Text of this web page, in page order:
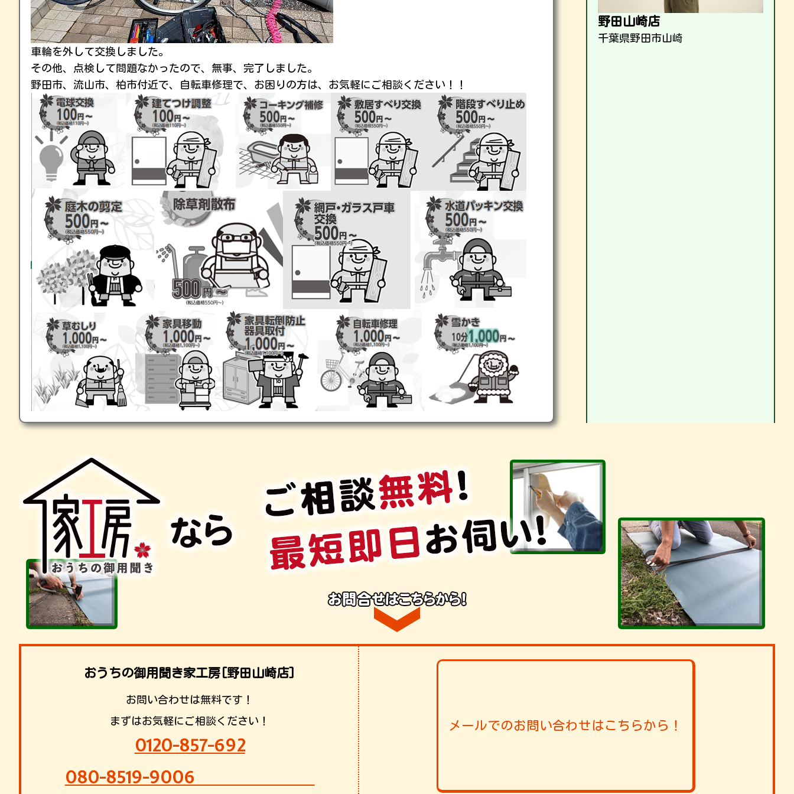
車輪を外して交換しました。
その他、点検して問題なかったので、無事、完了しました。
野田市、流山市、柏市付近で、自転車修理で、お困りの方は、お気軽にご相談ください！！
野田山崎店
千葉県野田市山崎
おうちの御用聞き家工房[野田山崎店]
お問い合わせは無料です！
まずはお気軽にご相談ください！
0120-857-692
080-8519-9006
メールでのお問い合わせはこちらから！